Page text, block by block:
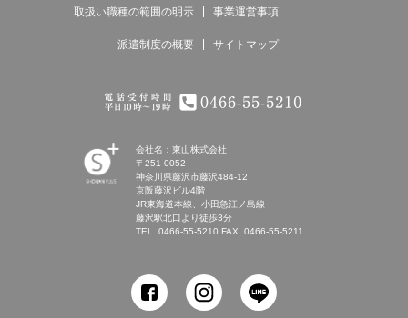
取扱い職種の範囲の明示 事業運営事項
派遣制度の概要 サイトマップ
5210
会社名：東山株式会社
〒251-0052
神奈川県藤沢市藤沢484-12
京阪藤沢ビル4階
JR東海道本線、小田急江ノ島線
藤沢駅北口より徒歩3分
TEL. 0466-55-5210 FAX. 0466-55-5211